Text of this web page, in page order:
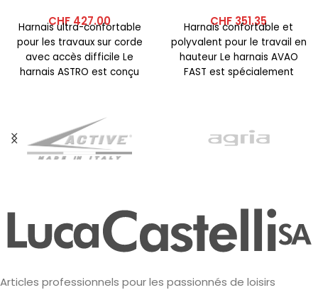
CHF 427.00
Harnais ultra-confortable
pour les travaux sur corde
avec accès difficile Le
harnais ASTRO est conçu
CHF 351.35
Harnais confortable et
polyvalent pour le travail en
hauteur Le harnais AVAO
FAST est spécialement
Articles professionnels pour les passionnés de loisirs